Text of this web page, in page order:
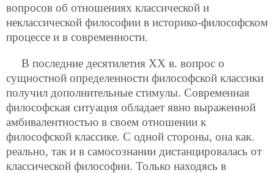
вопросов об отношениях классической и
неклассической философии в историко-философском
процессе и в современности.
В последние десятилетия ХХ в. вопрос о
сущностной определенности философской классики
получил дополнительные стимулы. Современная
философская ситуация обладает явно выраженной
амбивалентностью в своем отношении к
философской классике. С одной стороны, она как.
реально, так и в самосознании дистанцировалась от
классической философии. Только находясь в